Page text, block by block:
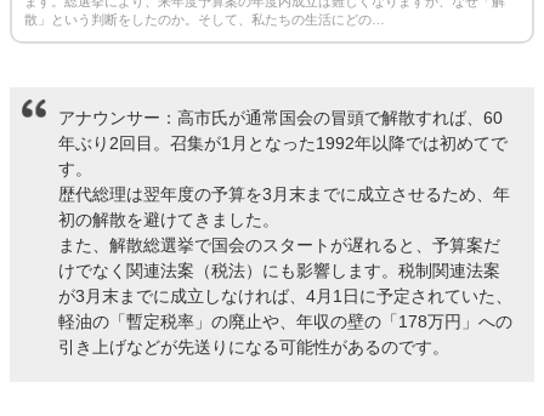
散」という判断をしたのか。そして、私たちの生活にどの…
アナウンサー：高市氏が通常国会の冒頭で解散すれば、60
年ぶり2回目。召集が1月となった1992年以降では初めてで
す。
歴代総理は翌年度の予算を3月末までに成立させるため、年
初の解散を避けてきました。
また、解散総選挙で国会のスタートが遅れると、予算案だ
けでなく関連法案（税法）にも影響します。税制関連法案
が3月末までに成立しなければ、4月1日に予定されていた、
軽油の「暫定税率」の廃止や、年収の壁の「178万円」への
引き上げなどが先送りになる可能性があるのです。